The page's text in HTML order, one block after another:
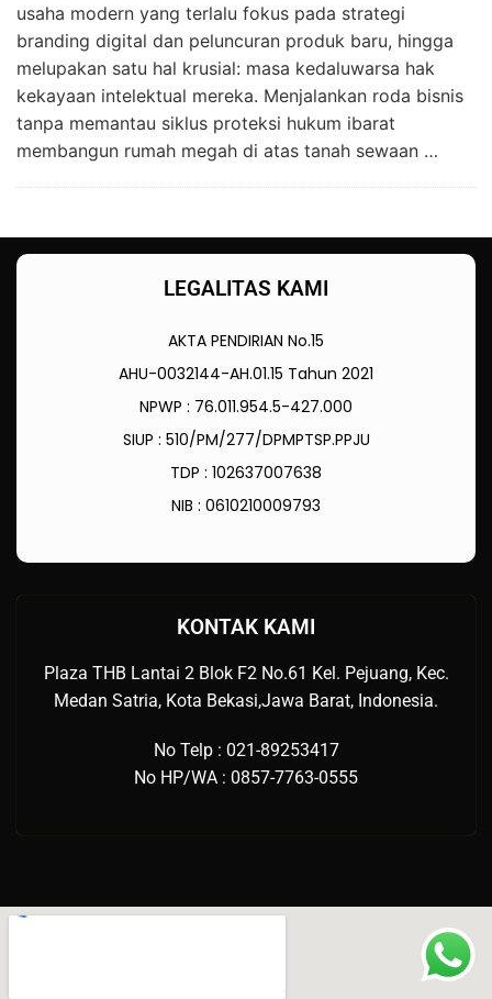
usaha modern yang terlalu fokus pada strategi
branding digital dan peluncuran produk baru, hingga
melupakan satu hal krusial: masa kedaluwarsa hak
kekayaan intelektual mereka. Menjalankan roda bisnis
tanpa memantau siklus proteksi hukum ibarat
membangun rumah megah di atas tanah sewaan …
LEGALITAS KAMI
AKTA PENDIRIAN No.15
AHU-0032144-AH.01.15 Tahun 2021
NPWP : 76.011.954.5-427.000
SIUP : 510/PM/277/DPMPTSP.PPJU
TDP : 102637007638
NIB : 0610210009793
KONTAK KAMI
Plaza THB Lantai 2 Blok F2 No.61 Kel. Pejuang, Kec.
Medan Satria, Kota Bekasi,Jawa Barat, Indonesia.
No Telp : 021-89253417
No HP/WA : 0857-7763-0555